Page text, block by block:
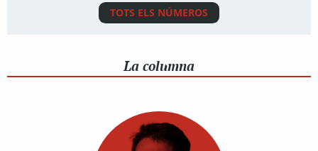
TOTS ELS NÚMEROS
La columna